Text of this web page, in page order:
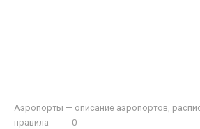
Аэропорты — описание аэропортов,
правила
0